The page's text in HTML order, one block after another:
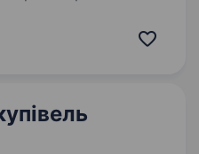
користувачів